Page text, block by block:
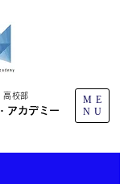
高校部
アカデミー
ME
NU